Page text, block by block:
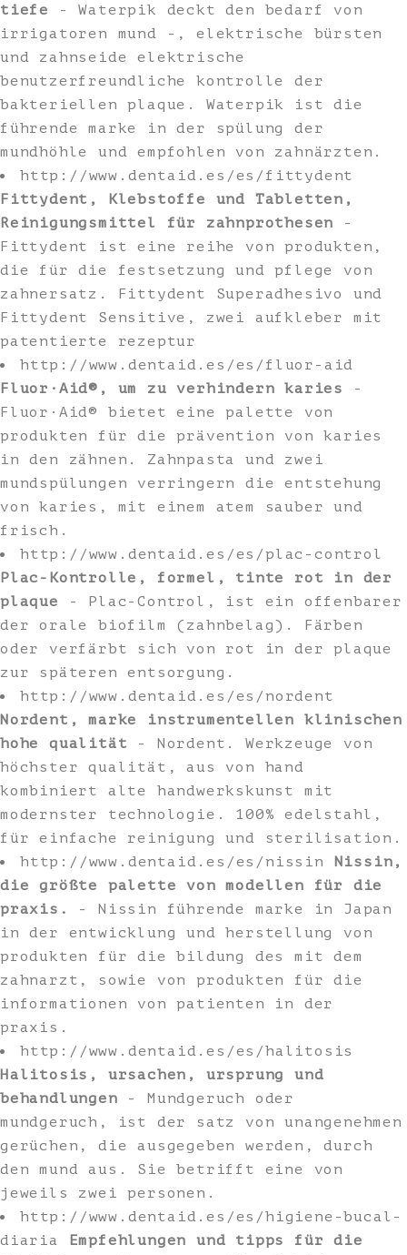
tiefe
- Waterpik deckt den bedarf von
irrigatoren mund -, elektrische bürsten
und zahnseide elektrische
benutzerfreundliche kontrolle der
bakteriellen plaque. Waterpik ist die
führende marke in der spülung der
mundhöhle und empfohlen von zahnärzten.
http://www.dentaid.es/es/fittydent
Fittydent, Klebstoffe und Tabletten,
Reinigungsmittel für zahnprothesen -
Fittydent ist eine reihe von produkten,
die für die festsetzung und pflege von
zahnersatz. Fittydent Superadhesivo und
Fittydent Sensitive, zwei aufkleber mit
patentierte rezeptur
http://www.dentaid.es/es/fluor-aid
Fluor·Aid®, um zu verhindern karies
-
Fluor·Aid® bietet eine palette von
produkten für die prävention von karies
in den zähnen. Zahnpasta und zwei
mundspülungen verringern die entstehung
von karies, mit einem atem sauber und
frisch.
http://www.dentaid.es/es/plac-control
Plac-Kontrolle, formel, tinte rot in der
plaque
- Plac-Control, ist ein offenbarer
der orale biofilm (zahnbelag). Färben
oder verfärbt sich von rot in der plaque
zur späteren entsorgung.
http://www.dentaid.es/es/nordent
Nordent, marke instrumentellen klinischen
hohe qualität - Nordent. Werkzeuge von
höchster qualität, aus von hand
kombiniert alte handwerkskunst mit
modernster technologie. 100% edelstahl,
für einfache reinigung und sterilisation.
http://www.dentaid.es/es/nissin Nissin,
die größte palette von modellen für die
praxis.
- Nissin führende marke in Japan
in der entwicklung und herstellung von
produkten für die bildung des mit dem
zahnarzt, sowie von produkten für die
informationen von patienten in der
praxis.
http://www.dentaid.es/es/halitosis
Halitosis, ursachen, ursprung und
behandlungen - Mundgeruch oder
mundgeruch, ist der satz von unangenehmen
gerüchen, die ausgegeben werden, durch
den mund aus. Sie betrifft eine von
jeweils zwei personen.
http://www.dentaid.es/es/higiene-bucal-
diaria
Empfehlungen und tipps für die